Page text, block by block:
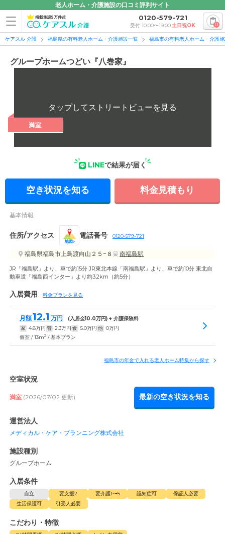
老人ホーム・介護施設の口コミ評判サイト
掲載施設5万件超 0120-579-721
受付 10:00〜19:00土日祝OK 0
ケアスル 介護 福島県の有料老人ホーム・介護施設一覧 福島市の有料老人ホーム・介護
グループホームつどい『八巻家』
満室
LINEで結果が届く
空き状況を知る 料金見積もり
基本情報
住所/アクセス
地図
電話番号 0120-579-721
福島県福島市上鳥渡向山２５−８ 南福島駅
JR「福島駅」より、車で約15分 JR東北本線「南福島駅」より、車で約10分 東北自
動車道「福島西インター」より約3.2km（約5分）
入居費用 料金プランを見る
月額12.1 万円 (入居金10.0万円) + 介護保険料
家 4.8万円 管 2.3万円 食 5.0万円 他 0万円
個室 / 13m2 / 基本プラン
福島市の年金で入れる老人ホーム特集から探す
空室状況
満室 (2026/07/02 更新) 最新の空き状況を知る
運営法人
メディカル・ケア・プランニング株式会社
施設種別
グループホーム
入居条件
自立 要支援2 要介護1〜5 認知症可
保証人必要
生活保護可
引受人必要
こだわり・特徴